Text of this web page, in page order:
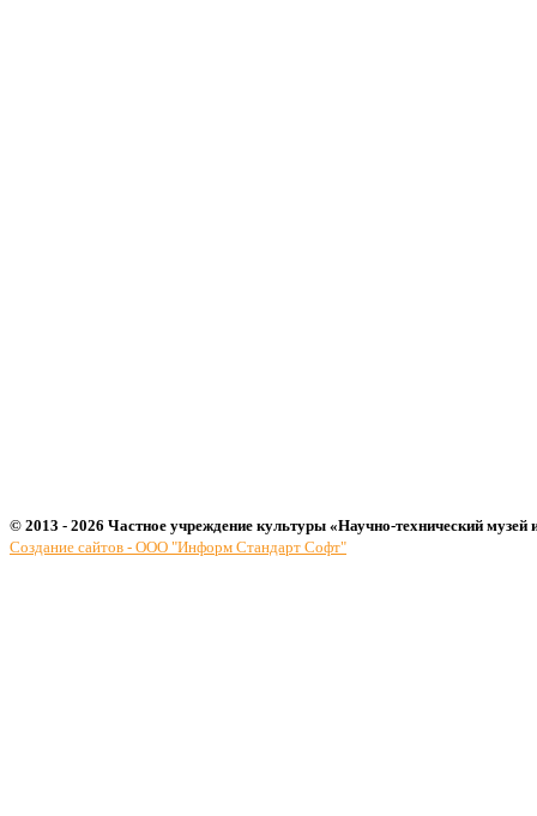
© 2013 - 2026 Частное учреждение культуры «Научно-технический музей
Создание сайтов - ООО "Информ Стандарт Софт"